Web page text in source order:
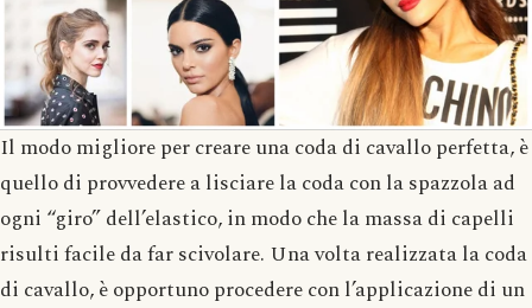
Il modo migliore per creare una coda di cavallo perfetta, è
quello di provvedere a lisciare la coda con la spazzola ad
ogni “giro” dell’elastico, in modo che la massa di capelli
risulti facile da far scivolare. Una volta realizzata la coda
di cavallo, è opportuno procedere con l’applicazione di un